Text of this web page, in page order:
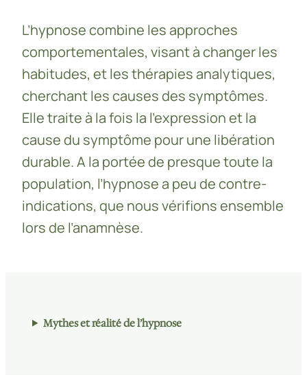
L’hypnose combine les approches
comportementales, visant à changer les
habitudes, et les thérapies analytiques,
cherchant les causes des symptômes.
Elle traite à la fois la l’expression et la
cause du symptôme pour une libération
durable. A la portée de presque toute la
population, l’hypnose a peu de contre-
indications, que nous vérifions ensemble
lors de l’anamnèse.
Mythes et réalité de l’hypnose